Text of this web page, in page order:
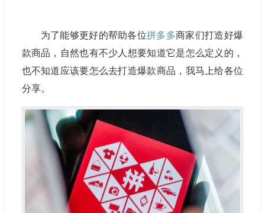
为了能够更好的帮助各位拼多多商家们打造好爆
款商品，自然也有不少人想要知道它是怎么定义的，
也不知道应该要怎么去打造爆款商品，我马上给各位
分享。